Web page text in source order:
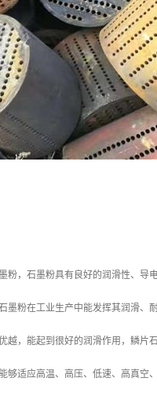
，石墨粉具有良好的润滑性、导
粉在工业生产中能发挥其润滑、
，能起到很好的润滑作用，鳞片
适应高温、高压、低速、高真空